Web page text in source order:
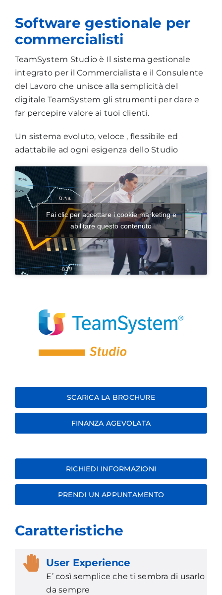
Software gestionale per
commercialisti
TeamSystem Studio è Il sistema gestionale
integrato per il Commercialista e il Consulente
del Lavoro che unisce alla semplicità del
digitale TeamSystem gli strumenti per dare e
far percepire valore ai tuoi clienti.
Un sistema evoluto, veloce , flessibile ed
adattabile ad ogni esigenza dello Studio
Fai clic per accettare i cookie marketing e
abilitare questo contenuto
SCARICA LA BROCHURE
FINANZA AGEVOLATA
RICHIEDI INFORMAZIONI
PRENDI UN APPUNTAMENTO
Caratteristiche
User Experience
E’ così semplice che ti sembra di usarlo
da sempre